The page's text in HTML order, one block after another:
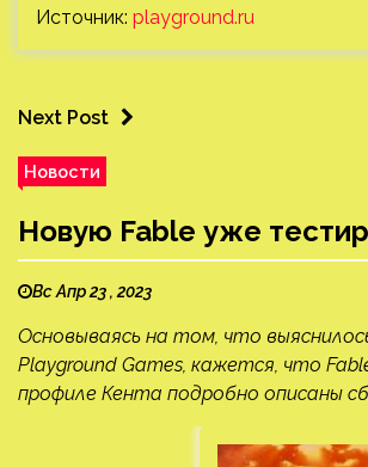
Источник: playground.ru
Next Post
Новости
Новую Fable уже
Вс Апр 23 , 2023
Основываясь на том, что
Playground Games, кажется, что
профиле Кента подробно описаны